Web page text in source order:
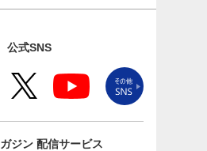
公式SNS
ジン 配信サービス